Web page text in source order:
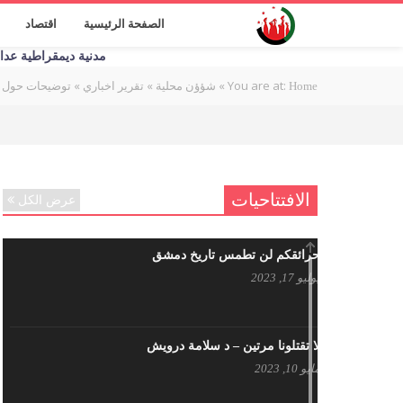
الصفحة الرئيسية اقتصاد
مدنية ديمقراطية عدالة
You are at: Home
» شؤؤن محلية » تقرير اخباري » توضيحات حول
الافتتاحيات عرض الكل
حرائقكم لن تطمس تاريخ دمشق
يوليو 17, 2023
لا تقتلونا مرتين – د سلامة درويش
مايو 10, 2023